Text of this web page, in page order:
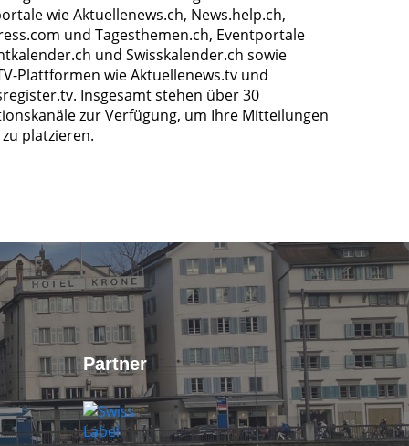
wie Aktuellenews.ch, News.help.ch,
und Tagesthemen.ch, Eventportale
und Swisskalender.ch sowie
Plattformen wie Aktuellenews.tv und
Insgesamt stehen über 30
zur Verfügung, um Ihre Mitteilungen
platzieren.
Partner